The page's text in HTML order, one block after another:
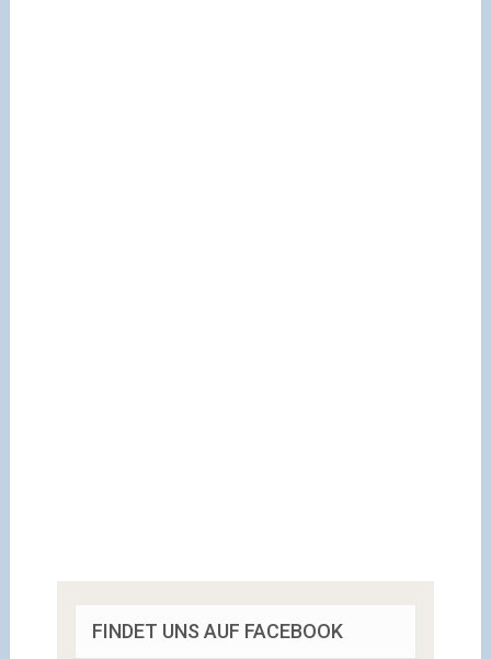
FINDET UNS AUF FACEBOOK